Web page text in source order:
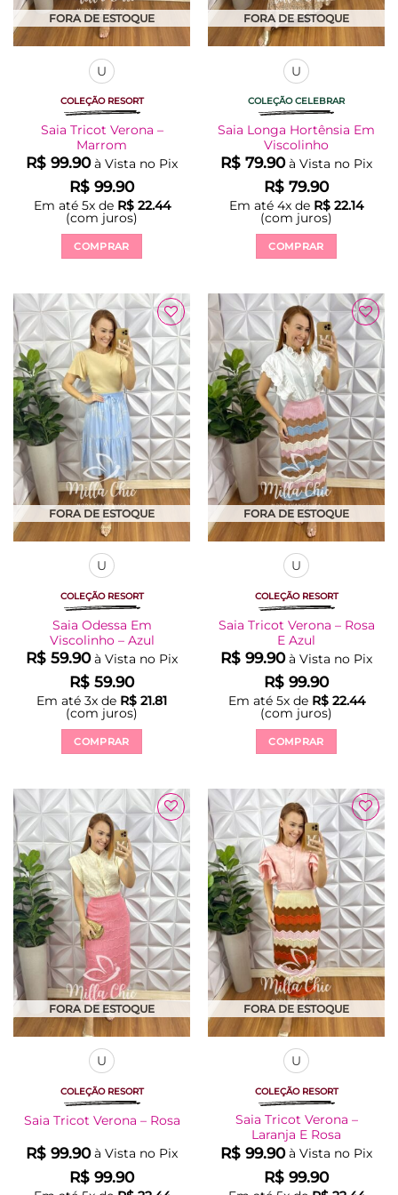
FORA DE ESTOQUE
U
COLEÇÃO RESORT
Saia Tricot Verona –
Marrom
R$ 99.90 à Vista no Pix
R$ 99.90
Em até 5x de R$22.44
(com juros)
COMPRAR
tem
várias
variantes.
As
opções
podem
ser
escolhidas
na
página
do
produto
FORA DE ESTOQUE
U
COLEÇÃO CELEBRAR
Saia Longa Hortênsia Em
Viscolinho
R$ 79.90 à Vista no Pix
R$ 79.90
Em até 4x de R$ 22.14
(com juros)
COMPRAR
tem
várias
variantes.
As
opções
podem
ser
escolhidas
na
página
do
produto
Adicionar
à Lista
FORA DE ESTOQUE
U
COLEÇÃO RESORT
Saia Odessa Em
Viscolinho – Azul
R$ 59.90 à Vista no Pix
R$ 59.90
Em até 3x de R$ 21.81
(com juros)
COMPRAR
tem
várias
variantes.
As
opções
podem
ser
escolhidas
na
página
do
produto
Adicionar
à Lista
FORA DE ESTOQUE
U
COLEÇÃO RESORT
Saia Tricot Verona – Rosa
E Azul
R$ 99.90 à Vista no Pix
R$ 99.90
Em até 5x de R$22.44
(com juros)
COMPRAR
tem
várias
variantes.
As
opções
podem
ser
escolhidas
na
página
do
produto
Adicionar
à Lista
FORA DE ESTOQUE
U
COLEÇÃO RESORT
Saia Tricot Verona – Rosa
R$ 99.90 à Vista no Pix
R$ 99.90
Adicionar
à Lista
FORA DE ESTOQUE
U
COLEÇÃO RESORT
Saia Tricot Verona –
Laranja E Rosa
R$ 99.90 à Vista no Pix
R$ 99.90